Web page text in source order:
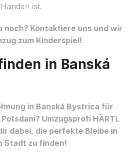
ist.
Kontaktiere uns und wir
zum Kinderspiel!
in Banská
in Banská Bystrica für
Umzugsprofi HÄRTL
dabei, die perfekte Bleibe in
Stadt zu finden!